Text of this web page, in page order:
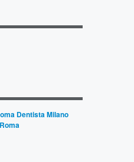
Dentista Milano